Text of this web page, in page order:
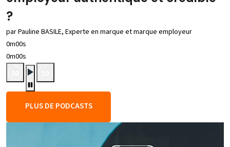
?
par Pauline BASILE, Experte en marque et marque employeur
0m00s
0m00s
PLUS DE PODCASTS